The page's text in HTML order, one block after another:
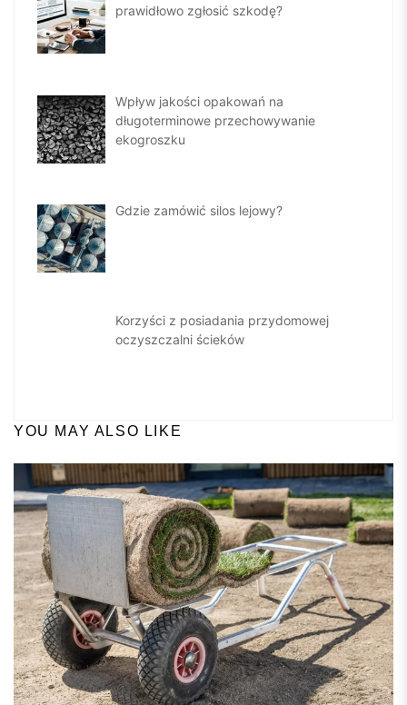
prawidłowo zgłosić szkodę?
Wpływ jakości opakowań na
długoterminowe przechowywanie
ekogroszku
Gdzie zamówić silos lejowy?
Korzyści z posiadania przydomowej
oczyszczalni ścieków
YOU MAY ALSO LIKE